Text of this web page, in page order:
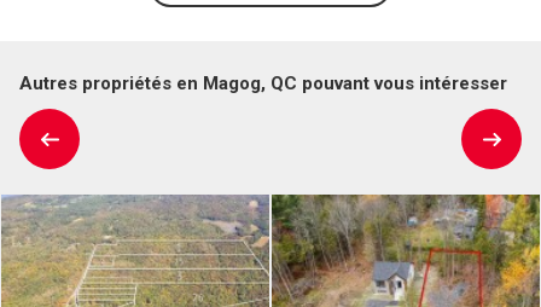
Autres propriétés en Magog, QC pouvant vous intéresser